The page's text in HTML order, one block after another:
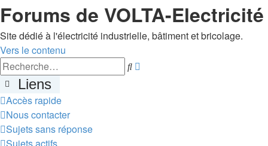
Forums de VOLTA-Electricité
Site dédié à l'électricité industrielle, bâtiment et bricolage.
Vers le contenu
Rechercher
Liens
Accès rapide
Nous contacter
Sujets sans réponse